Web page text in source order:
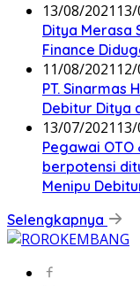
13/08/2021
Ditya Merasa
Finance
11/08/2021
PT. Sinarmas
Debitur Ditya
13/07/2021
Pegawai
berpotensi
Menipu
Selengkapnya